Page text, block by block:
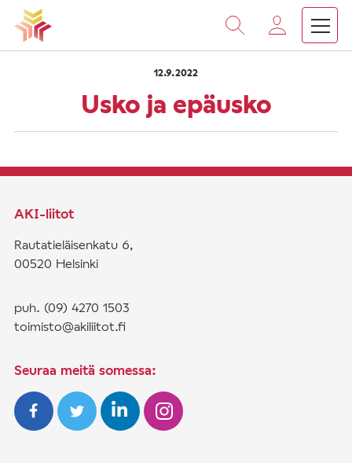
Vieritä
sisältöön
Etusivu Usko ja epäusko
12.9.2022
Usko ja epäusko
AKI-liitot
Rautatieläisenkatu 6,
00520 Helsinki
puh. (09) 4270 1503
toimisto@akiliitot.fi
Seuraa meitä somessa: